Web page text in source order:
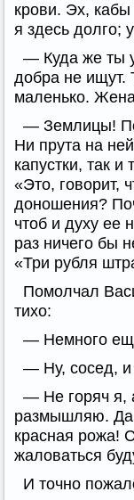
крови. Эх,
я здесь долго;
— Куда же ты
добра не ищут.
маленько.
— Землицы!
Ни прута на
капустки, так
«Это, говорит,
доношения?
чтоб и духу ее
раз ничего бы
«Три рубля
Помолчал
тихо:
— Немного
— Ну, сосед, и
— Не горяч я,
размышляю. Да
красная рожа!
жаловаться
И точно